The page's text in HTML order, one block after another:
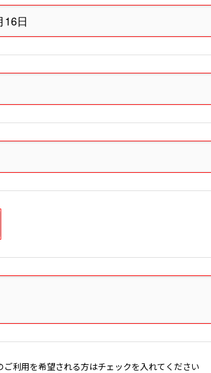
ご利用を希望される方はチェックを入れてください